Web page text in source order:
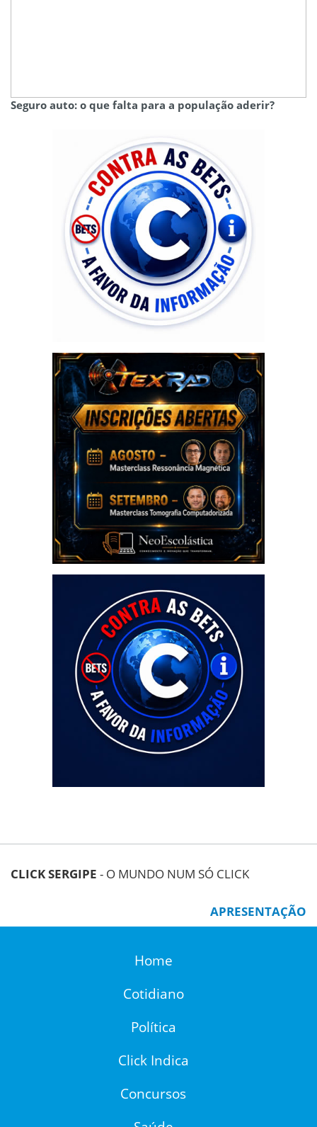
Seguro auto: o que falta para a população aderir?
CLICK SERGIPE - O MUNDO NUM SÓ CLICK
APRESENTAÇÃO
Home
Cotidiano
Política
Click Indica
Concursos